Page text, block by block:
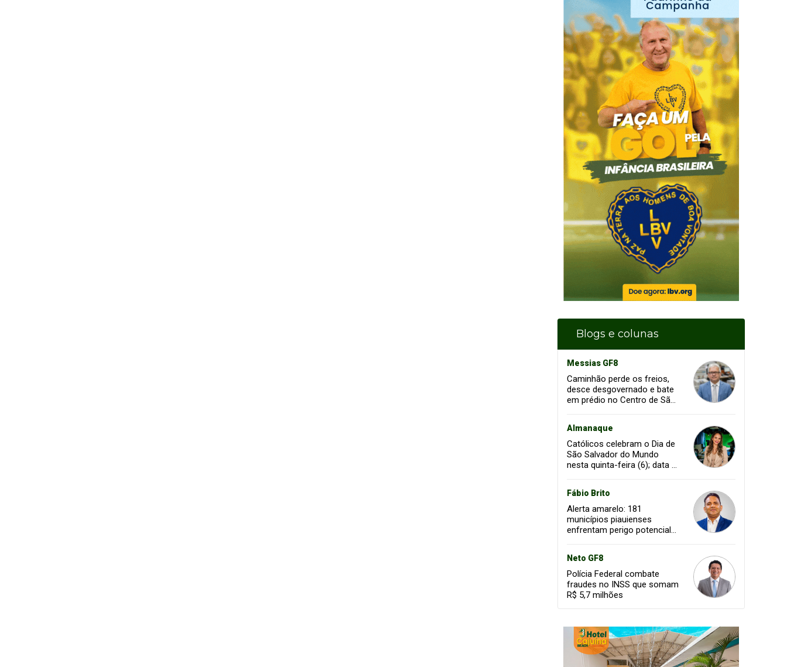
Blogs e colunas
Messias GF8
Caminhão perde os freios,
desce desgovernado e bate
em prédio no Centro de São
Almanaque
Católicos celebram o Dia de
São Salvador do Mundo
nesta quinta-feira (6); data é
Fábio Brito
Alerta amarelo: 181
municípios piauienses
enfrentam perigo potencial
Neto GF8
Polícia Federal combate
fraudes no INSS que somam
R$ 5,7 milhões